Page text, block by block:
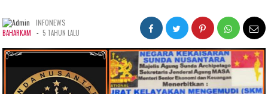
INFONEWS
BAHARKAM - 5 TAHUN LALU